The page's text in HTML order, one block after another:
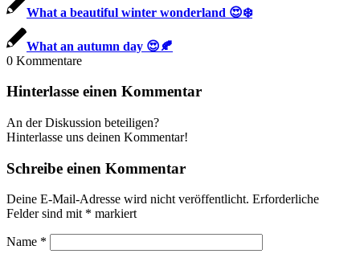
What a beautiful winter wonderland 😍❄️
What an autumn day 😍🍂
0 Kommentare
Hinterlasse einen Kommentar
An der Diskussion beteiligen?
Hinterlasse uns deinen Kommentar!
Schreibe einen Kommentar
Deine E-Mail-Adresse wird nicht veröffentlicht. Erforderliche
Felder sind mit * markiert
Name *